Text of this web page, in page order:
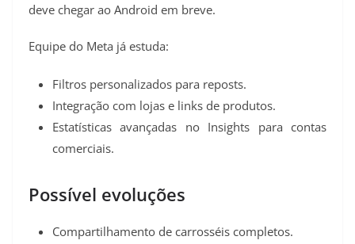
deve chegar ao Android em breve.
Equipe do Meta já estuda:
Filtros personalizados para reposts.
Integração com lojas e links de produtos.
Estatísticas avançadas no Insights para contas
comerciais.
Possível evoluções
Compartilhamento de carrosséis completos.